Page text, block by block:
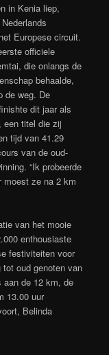
in Kenia liep,
Europese circuit.
officiele
die onlangs de
behaalde,
de weg. De
dit jaar als
een titel die zij
tijd van 41.29
van de oud-
“Ik probeerde
moest ze na 2 km
van het mooie
enthousiaste
festiviteiten voor
oud genoten van
aan de 12 km, de
13.00 uur
Belinda